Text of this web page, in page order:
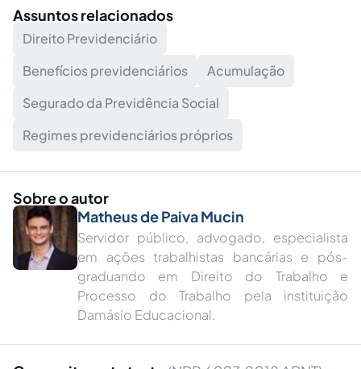
Assuntos relacionados
Direito Previdenciário
Benefícios previdenciários
Acumulação
Segurado da Previdência Social
Regimes previdenciários próprios
Sobre o autor
Matheus de Paiva Mucin
Servidor público, advogado, especialista
em ações trabalhistas bancárias e pós-
graduando em Direito do Trabalho e
Processo do Trabalho pela instituição
Damásio Educacional.